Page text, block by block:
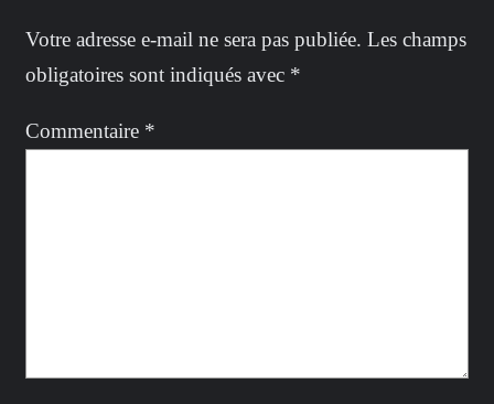
Votre adresse e-mail ne sera pas publiée. Les champs
obligatoires sont indiqués avec *
Commentaire *